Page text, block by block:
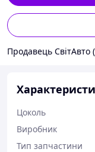
Цоколь
Виробник
Тип запчастини